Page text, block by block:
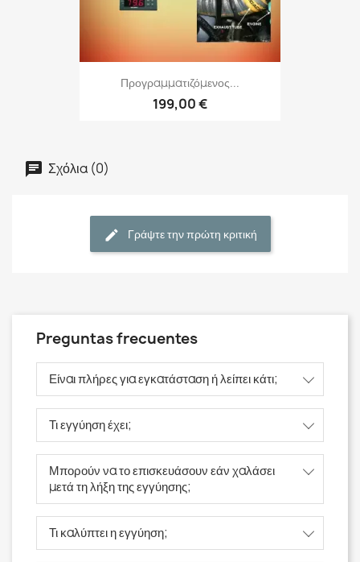
Προγραμματιζόμενος...
199,00 €
Σχόλια (0)
Γράψτε την πρώτη κριτική
Preguntas frecuentes
Είναι πλήρες για εγκατάσταση ή λείπει κάτι;
Τι εγγύηση έχει;
Μπορούν να το επισκευάσουν εάν χαλάσει
μετά τη λήξη της εγγύησης;
Τι καλύπτει η εγγύηση;